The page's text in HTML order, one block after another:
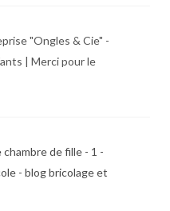
"Ongles & Cie" -
| Merci pour le
de fille - 1 -
- blog bricolage et